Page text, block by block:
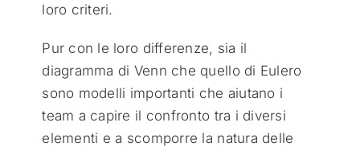
loro criteri.
Pur con le loro differenze, sia il
diagramma di Venn che quello di Eulero
sono modelli importanti che aiutano i
team a capire il confronto tra i diversi
elementi e a scomporre la natura delle